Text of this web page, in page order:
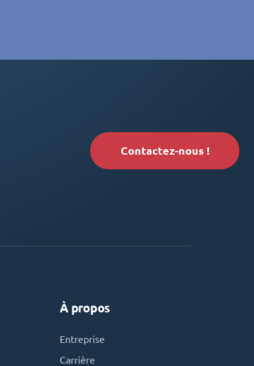
Contactez-nous !
À propos
Entreprise
Carrière